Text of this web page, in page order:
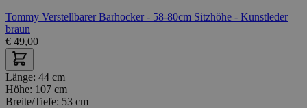
Tommy Verstellbarer Barhocker - 58-80cm Sitzhöhe - Kunstleder
braun
€ 49,00
Länge: 44 cm
Höhe: 107 cm
Breite/Tiefe: 53 cm